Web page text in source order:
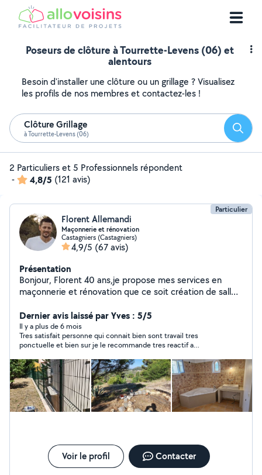
Poseurs de clôture à Tourrette-Levens (06) et
alentours
Besoin d'installer une clôture ou un grillage ? Visualisez
les profils de nos membres et contactez-les !
Clôture Grillage
à Tourrette-Levens (06)
2 Particuliers et 5 Professionnels répondent
-
4,8/5 (121 avis)
Particulier
Florent Allemandi
Maçonnerie et rénovation
Castagniers (Castagniers)
4,9/5 (67 avis)
Présentation
Bonjour, Florent 40 ans,je propose mes services en
maçonnerie et rénovation que ce soit création de salle
faïence,mur,dalle,toiture,cloison,plâtrerie.. J interviens
également dans le terrassement et l assainissement,
équipé d'une pelle et d'un camion benne. Je travaille
uniquement dans les domaines que je maîtrise. je ne
m'engagerais pas dans un travail où je ne me sens pas à
l'aise dès le départ. Sérieux et ponctuel,au plaisir
d'échanger avec vous. Je vous laisse quelques photos
de mes réalisations,il y a même possibilité de venir les
voir sur place pour certaines. 06-22-03-13-50
Dernier avis laissé par Yves : 5/5
Il y a plus de 6 mois
Tres satisfait personne qui connait bien sont travail tres
ponctuelle et bien sur je le recommande tres reactif a
Voir le profil Contacter